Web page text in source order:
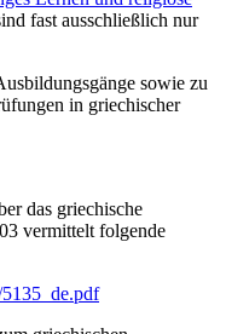
fast ausschließlich nur
sowie zu
in griechischer
das griechische
vermittelt folgende